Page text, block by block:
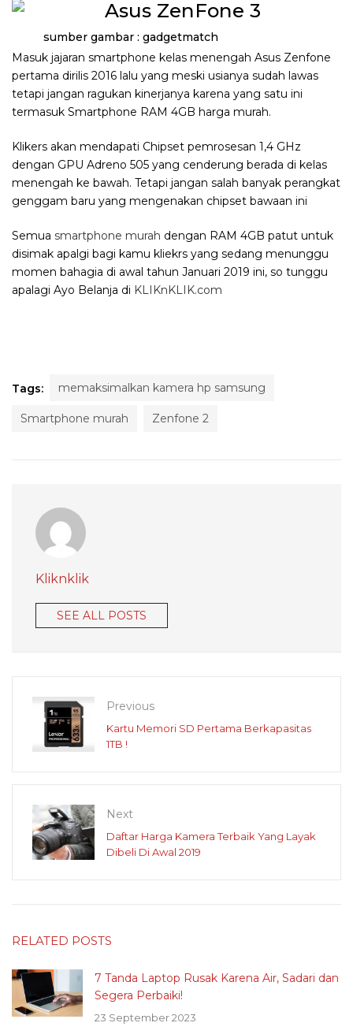
sumber gambar : gadgetmatch
Masuk jajaran smartphone kelas menengah Asus Zenfone
pertama dirilis 2016 lalu yang meski usianya sudah lawas
tetapi jangan ragukan kinerjanya karena yang satu ini
termasuk Smartphone RAM 4GB harga murah.
Klikers akan mendapati Chipset pemrosesan 1,4 GHz
dengan GPU Adreno 505 yang cenderung berada di kelas
menengah ke bawah. Tetapi jangan salah banyak perangkat
genggam baru yang mengenakan chipset bawaan ini
Semua smartphone murah dengan RAM 4GB patut untuk
disimak apalgi bagi kamu kliekrs yang sedang menunggu
momen bahagia di awal tahun Januari 2019 ini, so tunggu
apalagi Ayo Belanja di KLIKnKLIK.com
Tags: memaksimalkan kamera hp samsung
Smartphone murah Zenfone 2
Kliknklik
SEE ALL POSTS
Previous
Kartu Memori SD Pertama Berkapasitas
1TB !
Next
Daftar Harga Kamera Terbaik Yang Layak
Dibeli Di Awal 2019
RELATED POSTS
7 Tanda Laptop Rusak Karena Air, Sadari dan
Segera Perbaiki!
23 September 2023